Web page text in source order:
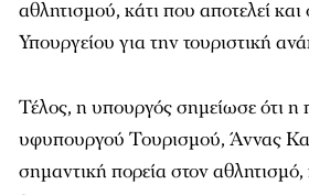
αθλητισμού, κάτι που αποτελεί και
Υπουργείου για την τουριστική
Τέλος, η υπουργός σημείωσε ότι η
υφυπουργού Τουρισμού, Άννας
σημαντική πορεία στον αθλητισμό,